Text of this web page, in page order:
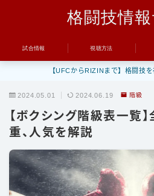
格闘技情
MENU
Bellator
RIZIN
ONE
BreakingDown
試合情報 視聴方法
【UFCからRIZINまで】格闘技
2024.05.01 2024.06.19 階級
【ボクシング階級表一覧
重、人気を解説